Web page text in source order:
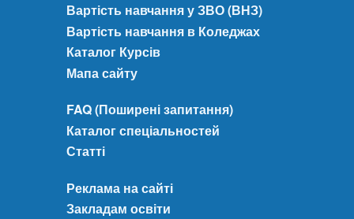
Вартість навчання у ЗВО (ВНЗ)
Вартість навчання в Коледжах
Каталог Курсів
Мапа сайту
FAQ (Поширені запитання)
Каталог спеціальностей
Статті
Реклама на сайті
Закладам освіти